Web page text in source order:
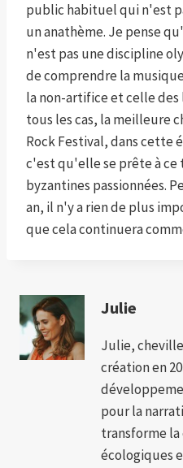
public habituel qui n'est
un anathème. Je pense
n'est pas une discipline
de comprendre la
la non-artifice et celle des
tous les cas, la meilleure
Rock Festival, dans cette
c'est qu'elle se prête à ce
byzantines passionnées.
an, il n'y a rien de plus
que cela continuera
Julie
Julie,
création en
pour la
transforme
écologiques